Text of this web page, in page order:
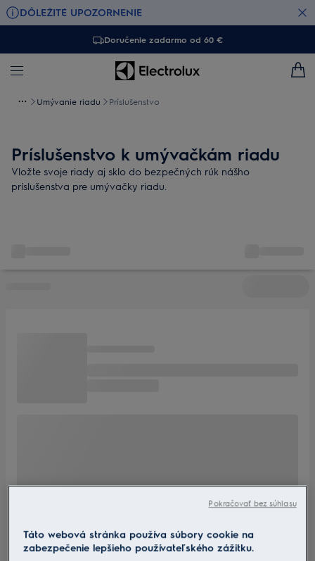
DÔLEŽITÉ UPOZORNENIE
Doručenie zadarmo od 60 €
Umývanie riadu Príslušenstvo
Príslušenstvo k umývačkám riadu
Vložte svoje riady aj sklo do bezpečných rúk nášho
príslušenstva pre umývačky riadu.
Táto webová stránka používa súbory cookie na
zabezpečenie lepšieho používateľského zážitku.
Pokračovať bez súhlasu